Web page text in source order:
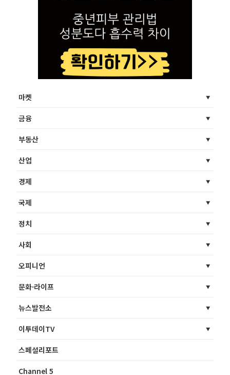
마켓
금융
부동산
산업
경제
국제
정치
사회
오피니언
문화·라이프
뉴스발전소
이투데이TV
스페셜리포트
Channel 5